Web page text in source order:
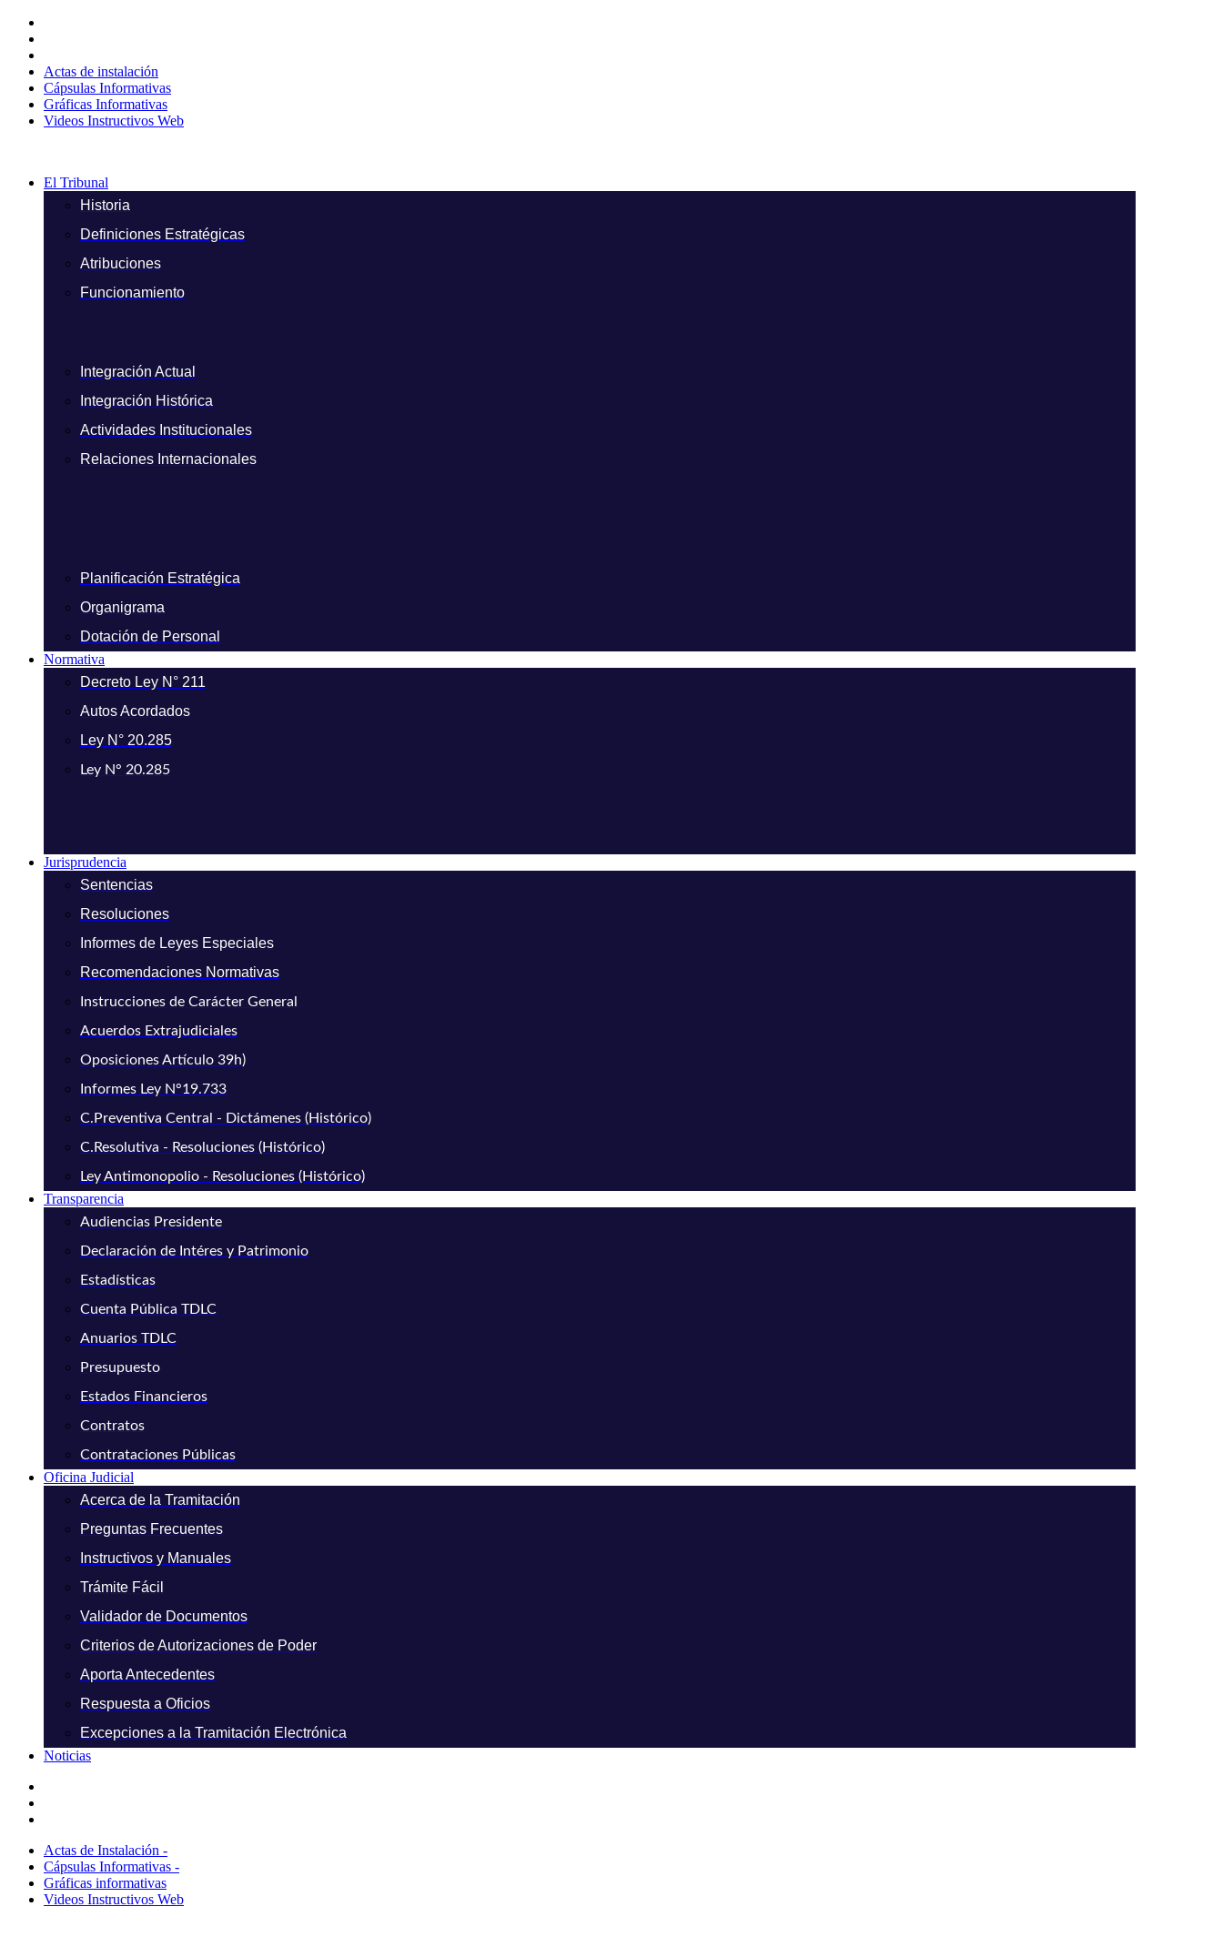
contenido
Actas de instalación
Cápsulas Informativas
Gráficas Informativas
Videos Instructivos Web
El Tribunal
Historia
Definiciones Estratégicas
Atribuciones
Funcionamiento
Integración Actual
Integración Histórica
Actividades Institucionales
Relaciones Internacionales
Planificación Estratégica
Organigrama
Dotación de Personal
Normativa
Decreto Ley N° 211
Autos Acordados
Ley N° 20.285
Ley N° 20.285
Jurisprudencia
Sentencias
Resoluciones
Informes de Leyes Especiales
Recomendaciones Normativas
Instrucciones de Carácter General
Acuerdos Extrajudiciales
Oposiciones Artículo 39h)
Informes Ley N°19.733
C.Preventiva Central - Dictámenes (Histórico)
C.Resolutiva - Resoluciones (Histórico)
Ley Antimonopolio - Resoluciones (Histórico)
Transparencia
Audiencias Presidente
Declaración de Intéres y Patrimonio
Estadísticas
Cuenta Pública TDLC
Anuarios TDLC
Presupuesto
Estados Financieros
Contratos
Contrataciones Públicas
Oficina Judicial
Acerca de la Tramitación
Preguntas Frecuentes
Instructivos y Manuales
Trámite Fácil
Validador de Documentos
Criterios de Autorizaciones de Poder
Aporta Antecedentes
Respuesta a Oficios
Excepciones a la Tramitación Electrónica
Noticias
Actas de Instalación -
Cápsulas Informativas -
Gráficas informativas
Videos Instructivos Web